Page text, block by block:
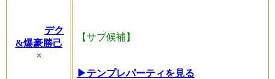
デク
&爆豪勝己
×
【サブ候補】
▶テンプレパーティを見る